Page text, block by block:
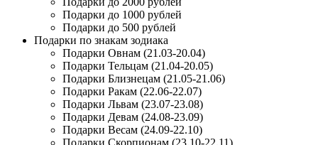
Подарки до 1000 рублей
Подарки до 500 рублей
Подарки по знакам зодиака
Подарки Овнам (21.03-20.04)
Подарки Тельцам (21.04-20.05)
Подарки Близнецам (21.05-21.06)
Подарки Ракам (22.06-22.07)
Подарки Львам (23.07-23.08)
Подарки Девам (24.08-23.09)
Подарки Весам (24.09-22.10)
Подарки Скорпионам (23.10-22.11)